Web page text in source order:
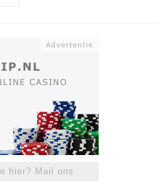
hier? Mail ons